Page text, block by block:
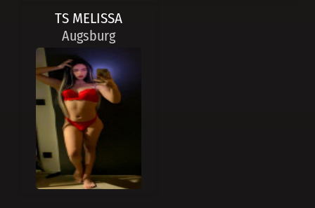
TS MELISSA
Augsburg